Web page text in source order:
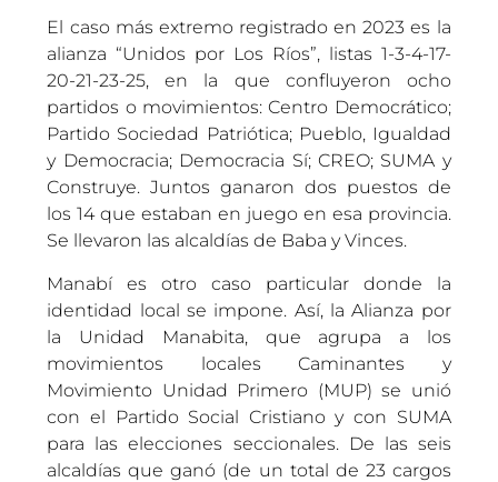
El caso más extremo registrado en 2023 es la
alianza “Unidos por Los Ríos”, listas 1-3-4-17-
20-21-23-25, en la que confluyeron ocho
partidos o movimientos: Centro Democrático;
Partido Sociedad Patriótica; Pueblo, Igualdad
y Democracia; Democracia Sí; CREO; SUMA y
Construye. Juntos ganaron dos puestos de
los 14 que estaban en juego en esa provincia.
Se llevaron las alcaldías de Baba y Vinces.
Manabí es otro caso particular donde la
identidad local se impone. Así, la Alianza por
la Unidad Manabita, que agrupa a los
movimientos locales Caminantes y
Movimiento Unidad Primero (MUP) se unió
con el Partido Social Cristiano y con SUMA
para las elecciones seccionales. De las seis
alcaldías que ganó (de un total de 23 cargos